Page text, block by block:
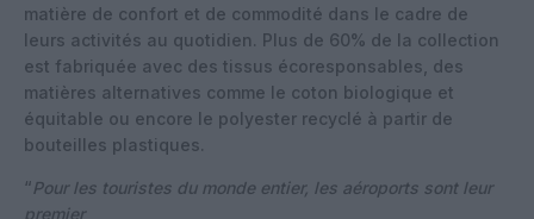
matière de confort et de commodité dans le cadre de
leurs activités au quotidien. Plus de 60% de la collection
est fabriquée avec des tissus écoresponsables, des
matières alternatives comme le coton biologique et
équitable ou encore le polyester recyclé à partir de
bouteilles plastiques.
“Pour les touristes du monde entier, les aéroports sont leur
premier